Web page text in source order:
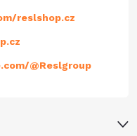
reslshop.cz
@Reslgroup